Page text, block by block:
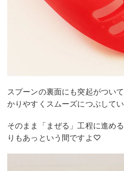
スプーンの裏面にも突起がつい
かりやすくスムーズにつぶしてい
そのまま「まぜる」工程に進め
りもあっという間ですよ♡